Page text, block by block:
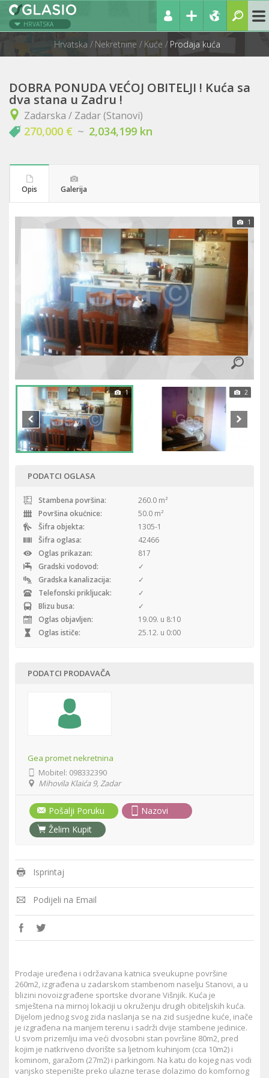
HRVATSKA
Hrvatska Nekretnine Kuće Prodaja kuća
DOBRA PONUDA VEĆOJ OBITELJI ! Kuća sa
dva stana u Zadru !
Zadarska / Zadar (Stanovi)
270,000 € ~ 2,034,199 kn
Opis Galerija
1
1 2
PODATCI OGLASA
Stambena površina:
260.0 m²
Površina okućnice:
50.0 m²
Šifra objekta:
1305-1
Šifra oglasa:
42466
Oglas prikazan:
817
Gradski vodovod:
✓
Gradska kanalizacija:
✓
Telefonski prikljucak:
✓
Blizu busa:
✓
Oglas objavljen:
19.09. u 8:10
Oglas ističe:
25.12. u 0:00
PODATCI PRODAVAČA
Gea promet nekretnina
Mobitel: 098332390
Mihovila Klaića 9, Zadar
Pošalji Poruku
Nazovi
Želim Kupit
Isprintaj
Podijeli na Email
Prodaje uređena i održavana katnica sveukupne površine
260m2, izgrađena u zadarskom stambenom naselju Stanovi, a u
blizini novoizgrađene sportske dvorane Višnjik. Kuća je
smještena na mirnoj lokaciji u okruženju drugih obiteljskih kuća.
Dijelom jednog svog zida naslanja se na zid susjedne kuće, inače
je izgrađena na manjem terenu i sadrži dvije stambene jedinice.
U svom prizemlju ima veći dvosobni stan površine 80m2, pred
kojim je natkriveno dvorište sa ljetnom kuhinjom (cca 10m2) i
kominom, garažom (27m2) i parkingom. Na katu do kojeg nas vodi
vanjsko stepenište preko ulazne terase dolazimo do komfornog